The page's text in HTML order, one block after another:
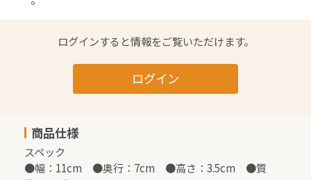
ログインすると情報をご覧いただけます。
ログイン
商品仕様
スペック
●幅：11cm　●奥行：7cm　●高さ：3.5cm　●質